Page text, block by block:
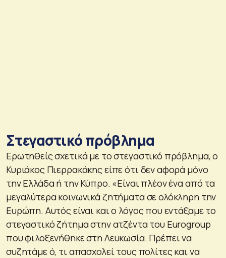
Στεγαστικό πρόβλημα
Ερωτηθείς σχετικά με το στεγαστικό πρόβλημα, ο
Κυριάκος Πιερρακάκης είπε ότι δεν αφορά μόνο
την Ελλάδα ή την Κύπρο. «Είναι πλέον ένα από τα
μεγαλύτερα κοινωνικά ζητήματα σε ολόκληρη την
Ευρώπη. Αυτός είναι και ο λόγος που εντάξαμε το
στεγαστικό ζήτημα στην ατζέντα του Eurogroup
που φιλοξενήθηκε στη Λευκωσία. Πρέπει να
συζητάμε ό, τι απασχολεί τους πολίτες και να